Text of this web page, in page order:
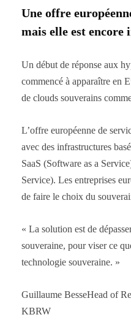
Une offre
mais elle est encore
Un début de réponse aux
commencé à apparaître en
de clouds souverains
L’offre européenne de
avec des infrastructures
SaaS (Software as a
Service). Les entreprises
de faire le choix du
« La solution est de
souveraine, pour viser ce
technologie souveraine. »
Guillaume BesseHead of
KBRW